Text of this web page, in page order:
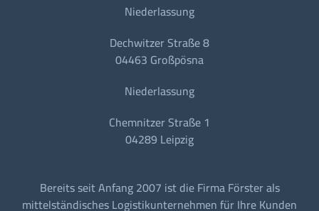
Niederlassung
Dechwitzer Straße 8
04463 Großpösna
Niederlassung
Chemnitzer Straße 1
04289 Leipzig
Bereits seit Anfang 2007 ist die Firma Förster als
mittelständisches Logistikunternehmen für Ihre Kunden